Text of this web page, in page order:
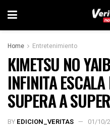
Home Entretenimiento
KIMETSU NO
INFINITA
SUPERA A
BY EDICION_VERITAS 01/10/